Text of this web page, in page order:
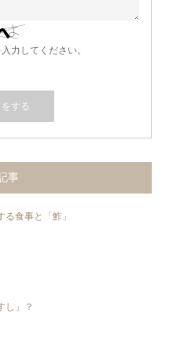
力してください。
事
る食事と「鮓」
し」？